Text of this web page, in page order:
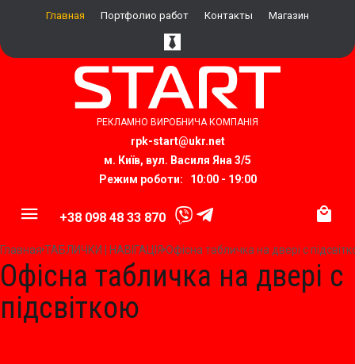
Главная Портфолио работ Контакты Магазин
РЕКЛАМНО ВИРОБНИЧА КОМПАНІЯ
rpk-start@ukr.net​
м. Київ, вул. Василя Яна 3/5
Режим роботи: 10:00 - 19:00
+38 098 48 33 870
Главная ТАБЛИЧКИ | НАВІГАЦІЯ Офісна табличка на двері с
Офісна табличка на двері с
підсвіткою